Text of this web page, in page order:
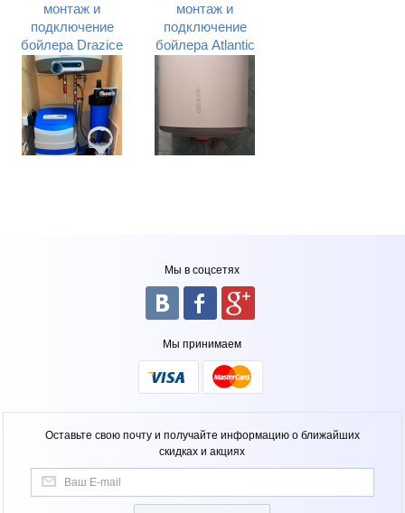
монтаж и
подключение
бойлера Drazice
(Дразице) в
Днепровском
районе г. Киева
монтаж и
подключение
бойлера Atlantic
районе г. Киева
Мы в соцсетях
Мы принимаем
Оставьте свою почту и получайте информацию о ближайших
скидках и акциях